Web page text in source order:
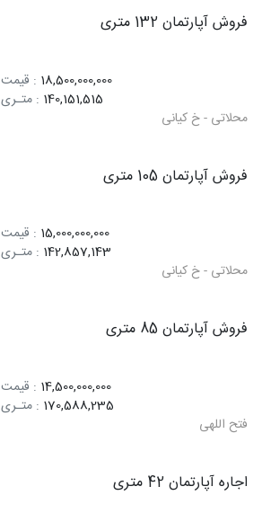
فروش آپارتمان 132 متری
18,500,000,000 : قیمت
140,151,515 : متـری
محلاتی - خ کیانی
فروش آپارتمان 105 متری
15,000,000,000 : قیمت
142,857,143 : متـری
محلاتی - خ کیانی
فروش آپارتمان 85 متری
14,500,000,000 : قیمت
170,588,235 : متـری
فتح اللهی
اجاره آپارتمان 42 متری